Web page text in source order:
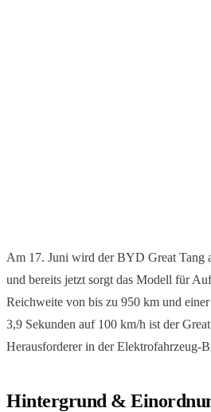
Am 17. Juni wird der BYD Great Tang
und bereits jetzt sorgt das Modell für
Reichweite von bis zu 950 km und
3,9 Sekunden auf 100 km/h ist der
Herausforderer in der Elektrofahrzeug-
Hintergrund &